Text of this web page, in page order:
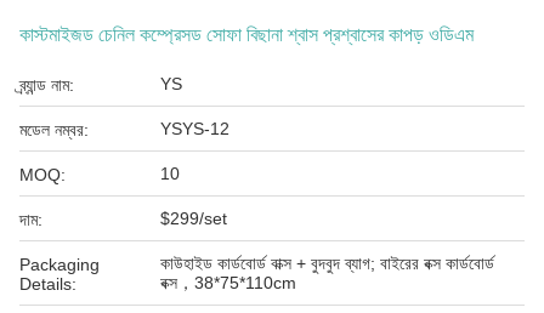
কাস্টমাইজড চেনিল কম্প্রেসড সোফা বিছানা শ্বাস প্রশ্বাসের কাপড় ওডিএম
ব্র্যান্ড নাম: YS
মডেল নম্বর: YSYS-12
MOQ: 10
দাম: $299/set
Packaging
Details:
কাউহাইড কার্ডবোর্ড বাক্স + বুদবুদ ব্যাগ; বাইরের বক্স কার্ডবোর্ড
বক্স，38*75*110cm